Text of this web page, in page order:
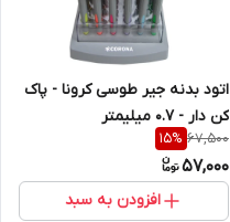
اتود بدنه جیر طوسی کرونا - پاک
کن دار - 0.7 میلیمتر
67,500
15%
57,000
افزودن به سبد